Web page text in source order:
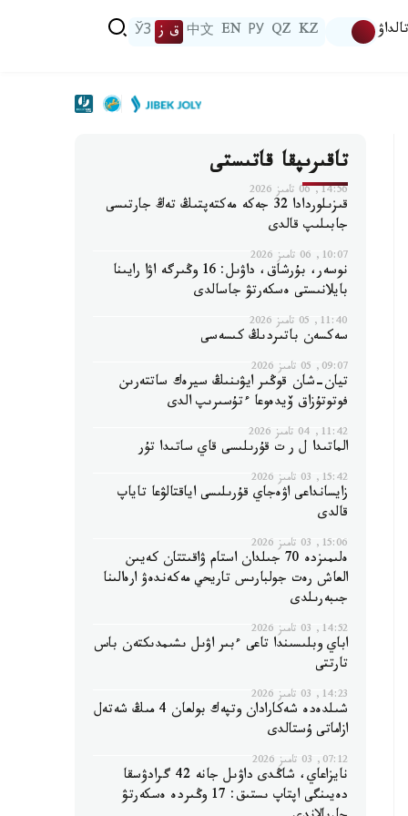
تالداۋ KZ
QZ
РУ
EN
中文 ق ز ЎЗ
تاقىرىپقا قاتىستى
14:56, 06 تامىز 2026
قىزىلوردادا 32 جەكە مەكتەپتىڭ تەڭ جارتىسى
جابىلىپ قالدى
10:07, 06 تامىز 2026
نوسەر، بۇرشاق، داۋىل: 16 وڭىرگە اۋا رايىنا
بايلانىستى ەسكەرتۋ جاسالدى
11:40, 05 تامىز 2026
سەكسەن باتىردىڭ كىسەسى
09:07, 05 تامىز 2026
تيان-شان قوڭىر ايۋىنىڭ سيرەك ساتتەرىن
فوتوتۇزاق ۆيدەوعا ءتۇسىرىپ الدى
11:42, 04 تامىز 2026
الماتىدا ل ر ت قۇرىلىسى قاي ساتىدا تۇر
15:42, 03 تامىز 2026
زايسانداعى اۋەجاي قۇرىلىسى اياقتالۋعا تاياپ
قالدى
15:06, 03 تامىز 2026
ەلىمىزدە 70 جىلدان استام ۋاقىتتان كەيىن
العاش رەت جولبارىس تاريحي مەكەندەۋ ارەالىنا
جىبەرىلدى
14:52, 03 تامىز 2026
اباي وبلىسىندا تاعى ءبىر اۋىل ىشىمدىكتەن باس
تارتتى
14:23, 03 تامىز 2026
شىلدەدە شەكارادان وتپەك بولعان 4 مىڭ شەتەل
ازاماتى ۇستالدى
07:12, 03 تامىز 2026
نايزاعاي، شاڭدى داۋىل جانە 42 گرادۋسقا
دەيىنگى اپتاپ ىستىق: 17 وڭىردە ەسكەرتۋ